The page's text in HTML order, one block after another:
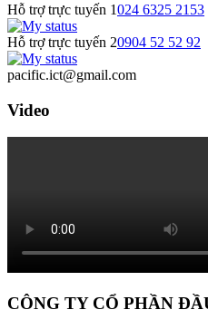
Hỗ trợ trực tuyến 1024 6325 2153
Hỗ trợ trực tuyến 20904 52 52 92
pacific.ict@gmail.com
Video
CÔNG TY CỔ PHẦN